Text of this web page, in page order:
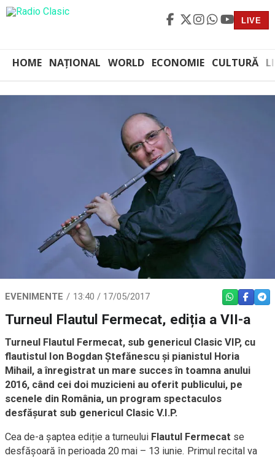
LIVE
HOME NAȚIONAL WORLD ECONOMIE CULTURĂ
EVENIMENTE 13:40 / 17/05/2017 WHATSAPP
Turneul Flautul Fermecat, ediția a VII-a
Turneul Flautul Fermecat, sub genericul Clasic VIP, cu
flautistul Ion Bogdan Ştefănescu şi pianistul Horia
Mihail, a înregistrat un mare succes în toamna anului
2016, când cei doi muzicieni au oferit publicului, pe
scenele din România, un program spectaculos
desfăşurat sub genericul Clasic V.I.P.
Cea de-a șaptea ediție a turneului Flautul Fermecat se
desfășoară în perioada 20 mai – 13 iunie. Primul recital va